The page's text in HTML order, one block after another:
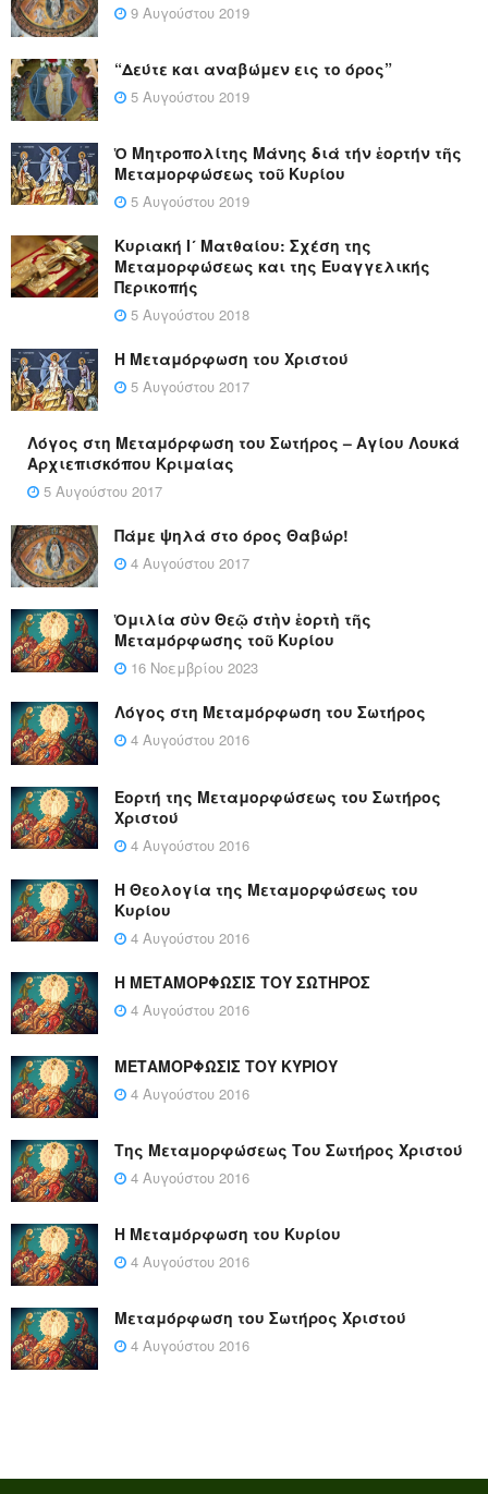
9 Αυγούστου 2019
“Δεύτε και αναβώμεν εις το όρος”
5 Αυγούστου 2019
Ὁ Μητροπολίτης Μάνης διά τήν ἑορτήν τῆς
Μεταμορφώσεως τοῦ Κυρίου
5 Αυγούστου 2019
Κυριακή Ι´ Ματθαίου: Σχέση της
Μεταμορφώσεως και της Ευαγγελικής
Περικοπής
5 Αυγούστου 2018
Η Μεταμόρφωση του Χριστού
5 Αυγούστου 2017
Λόγος στη Μεταμόρφωση του Σωτήρος – Αγίου Λουκά
Αρχιεπισκόπου Κριμαίας
5 Αυγούστου 2017
Πάμε ψηλά στο όρος Θαβώρ!
4 Αυγούστου 2017
Ὁμιλία σὺν Θεῷ στὴν ἑορτὴ τῆς
Μεταμόρφωσης τοῦ Κυρίου
16 Νοεμβρίου 2023
Λόγος στη Μεταμόρφωση του Σωτήρος
4 Αυγούστου 2016
Εορτή της Μεταμορφώσεως του Σωτήρος
Χριστού
4 Αυγούστου 2016
Η Θεολογία της Μεταμορφώσεως του
Κυρίου
4 Αυγούστου 2016
Η ΜΕΤΑΜΟΡΦΩΣΙΣ ΤΟΥ ΣΩΤΗΡΟΣ
4 Αυγούστου 2016
ΜΕΤΑΜΟΡΦΩΣΙΣ ΤΟΥ ΚΥΡΙΟΥ
4 Αυγούστου 2016
Της Μεταμορφώσεως Του Σωτήρος Χριστού
4 Αυγούστου 2016
Η Μεταμόρφωση του Κυρίου
4 Αυγούστου 2016
Μεταμόρφωση του Σωτήρος Χριστού
4 Αυγούστου 2016